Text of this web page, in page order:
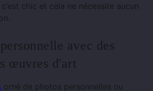
chic et cela ne nécessite aucun
avec des
œuvres d'art
orné de photos personnelles ou